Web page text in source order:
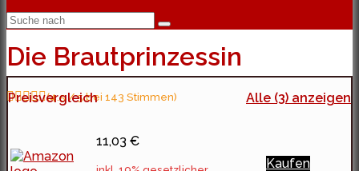
Die Brautprinzessin
(4.5 / 5 bei 143 Stimmen) Alle (3) anzeigen
Preisvergleich
11,03 €
Kaufen